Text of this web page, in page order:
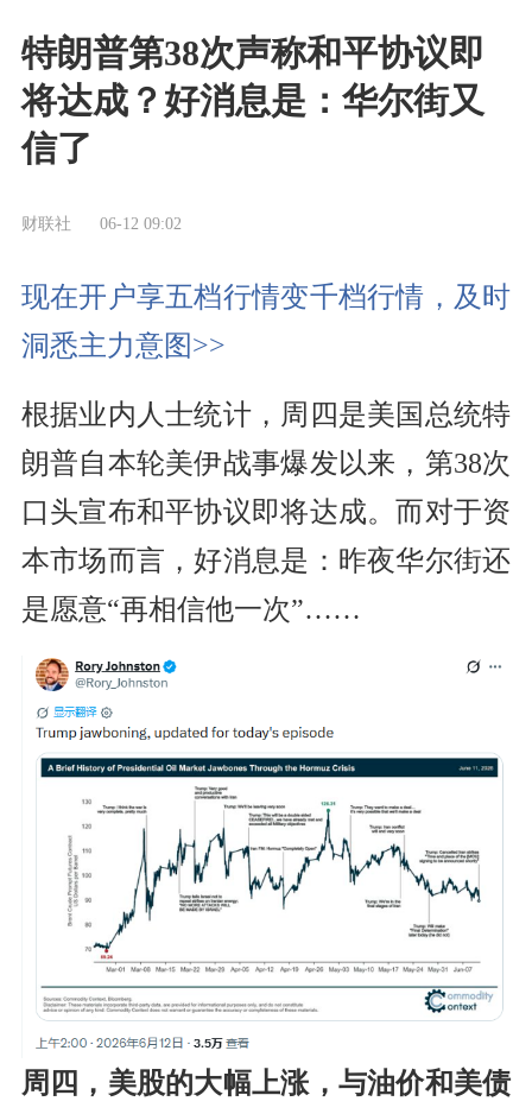
特朗普第38次声称和平协议即
将达成？好消息是：华尔街又
信了
财联社 06-12 09:02
现在开户享五档行情变千档行情，及时
洞悉主力意图>>
根据业内人士统计，周四是美国总统特
朗普自本轮美伊战事爆发以来，第38次
口头宣布和平协议即将达成。而对于资
本市场而言，好消息是：昨夜华尔街还
是愿意“再相信他一次”……
周四，美股的大幅上涨，与油价和美债